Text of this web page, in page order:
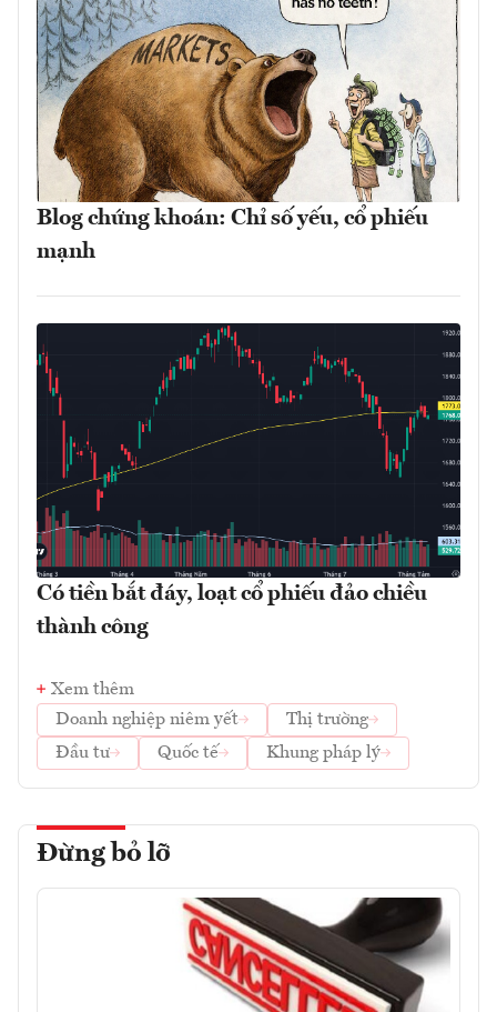
Blog chứng khoán: Chỉ số yếu, cổ phiếu
mạnh
Có tiền bắt đáy, loạt cổ phiếu đảo chiều
thành công
Xem thêm
Doanh nghiệp niêm yết
Thị trường
Đầu tư
Quốc tế Khung pháp lý
Đừng bỏ lỡ